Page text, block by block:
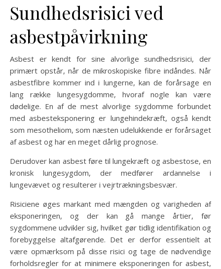
Sundhedsrisici ved
asbestpåvirkning
Asbest er kendt for sine alvorlige sundhedsrisici, der
primært opstår, når de mikroskopiske fibre indåndes. Når
asbestfibre kommer ind i lungerne, kan de forårsage en
lang række lungesygdomme, hvoraf nogle kan være
dødelige. En af de mest alvorlige sygdomme forbundet
med asbesteksponering er lungehindekræft, også kendt
som mesotheliom, som næsten udelukkende er forårsaget
af asbest og har en meget dårlig prognose.
Derudover kan asbest føre til lungekræft og asbestose, en
kronisk lungesygdom, der medfører ardannelse i
lungevævet og resulterer i vejrtrækningsbesvær.
Risiciene øges markant med mængden og varigheden af
eksponeringen, og der kan gå mange årtier, før
sygdommene udvikler sig, hvilket gør tidlig identifikation og
forebyggelse altafgørende. Det er derfor essentielt at
være opmærksom på disse risici og tage de nødvendige
forholdsregler for at minimere eksponeringen for asbest,